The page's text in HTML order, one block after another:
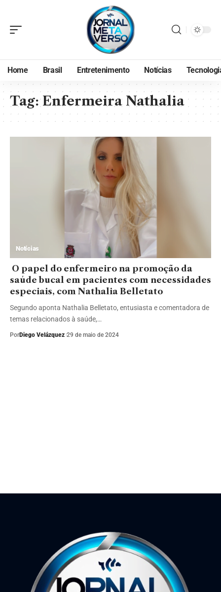
Home Brasil Entretenimento Notícias
Tag:Enfermeira Nathalia
Notícias
O papel do enfermeiro na promoção da
saúde bucal em pacientes com necessidades
especiais, com Nathalia Belletato
Segundo aponta Nathalia Belletato, entusiasta e comentadora de
temas relacionados à saúde,…
PorDiego Velázquez 29 de maio de 2024